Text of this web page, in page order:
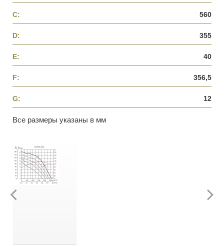
C: 560
D: 355
E: 40
F: 356,5
G: 12
Все размеры указаны в мм